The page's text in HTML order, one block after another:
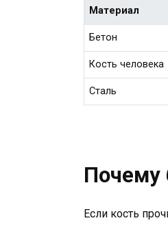
Материал
Бетон
Кость человека
Сталь
Почему
Если кость